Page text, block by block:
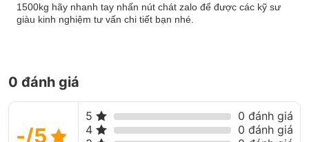
1500kg hãy nhanh tay nhấn nút chát zalo để được các kỹ sư
giàu kinh nghiệm tư vấn chi tiết bạn nhé.
0 đánh giá
-/5
5
0 đánh giá
4
0 đánh giá